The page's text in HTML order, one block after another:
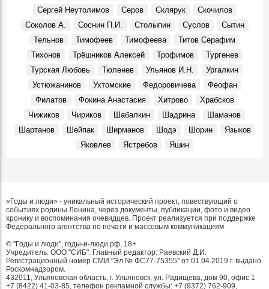
Сергей Неутолимов
Серов Склярук
Скочилов
Соколов А.
Соснин П.И. Столыпин Суслов
Сытин
Тельнов
Тимофеев Тимофеева
Титов Серафим
Тихонов
Трёшников Алексей Трофимов
Тургенев
Турская Любовь
Тюленев Ульянов И.Н.
Ургалкин
Устюжанинов
Ухтомские Федоровичева
Феофан
Филатов
Фокина Анастасия Хитрово
Храбсков
Чижиков
Чириков Шабалкин Шадрина
Шаманов
Шартанов
Шейпак Ширманов Шодэ Шорин
Языков
Яковлев
Ястребов Яшин
«Годы и люди» - уникальный исторический проект, повествующий о
событиях родины Ленина, через документы, публикации, фото и видео
хронику и воспоминания очевидцев. Проект реализуется при поддержке
Федерального агентства по печати и массовым коммуникациям
© "Годы и люди", годы-и-люди.рф, 18+
Учредитель: ООО "СИБ". Главный редактор: Раевский Д.И.
Регистрационный номер СМИ "Эл № ФС77-75355" от 01.04.2019 г. выдано
Роскомнадзором.
432011, Ульяновская область, г. Ульяновск, ул. Радищева, дом 90, офис 1
+7 (8422) 41-03-85, телефон рекламной службы: +7 (9372) 762-909,